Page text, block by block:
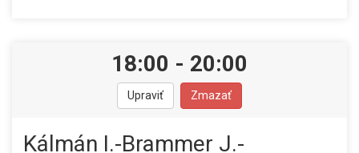
18:00 - 20:00
Upraviť Zmazať
Kálmán I.-Brammer J.-